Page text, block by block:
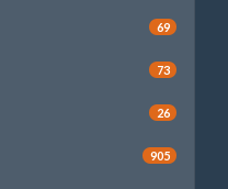
69
73
26
905